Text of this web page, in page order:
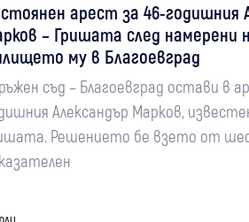
арест за 46-годишния
– Гришата след намерени
му в Благоевград
съд – Благоевград остави в
Александър Марков,
Решението бе взето от